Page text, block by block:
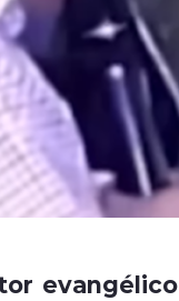
evangélico